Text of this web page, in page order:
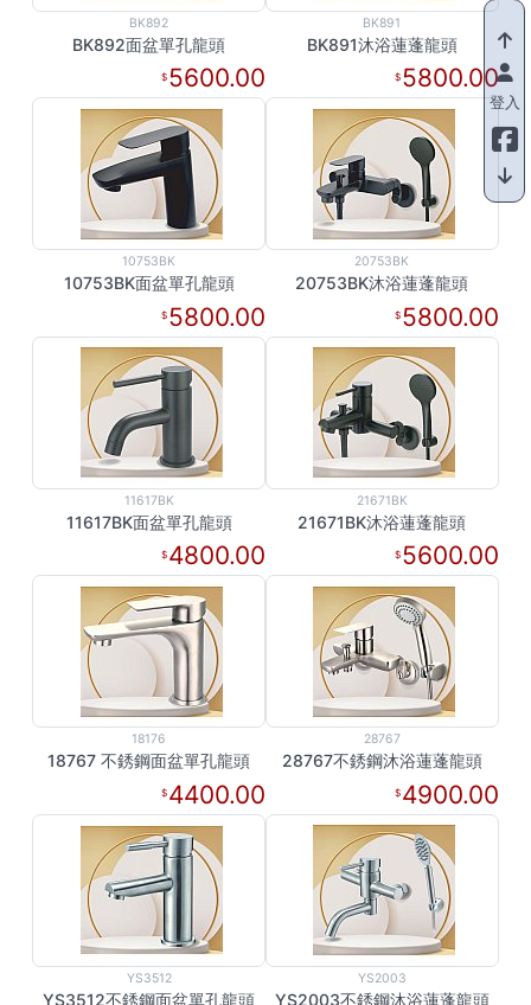
BK892
BK892面盆單孔龍頭
5600.00
BK891
BK891沐浴蓮蓬龍頭
5800.00
10753BK
10753BK面盆單孔龍頭
5800.00
20753BK
20753BK沐浴蓮蓬龍頭
5800.00
11617BK
11617BK面盆單孔龍頭
4800.00
21671BK
21671BK沐浴蓮蓬龍頭
5600.00
18176
18767 不銹鋼面盆單孔龍頭
4400.00
28767
28767不銹鋼沐浴蓮蓬龍頭
4900.00
YS3512
YS3512不銹鋼面盆單孔龍頭
YS2003
YS2003不銹鋼沐浴蓮蓬龍頭
登入